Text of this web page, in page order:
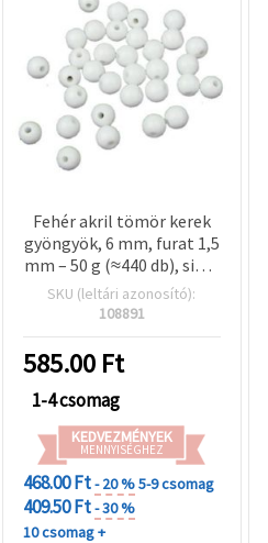
Fehér akril tömör kerek
gyöngyök, 6 mm, furat 1,5
mm – 50 g (≈440 db), sima
felület –
ékszerkészítéshez,
nyakláncokhoz és DIY
dekorációkhoz
SKU (leltári azonosító):
108891
585.00 Ft
1-4 csomag
KEDVEZMÉNYEK
MENNYISÉGHEZ
468.00 Ft- 20 %5-9 csomag
409.50 Ft- 30 %
10 csomag +